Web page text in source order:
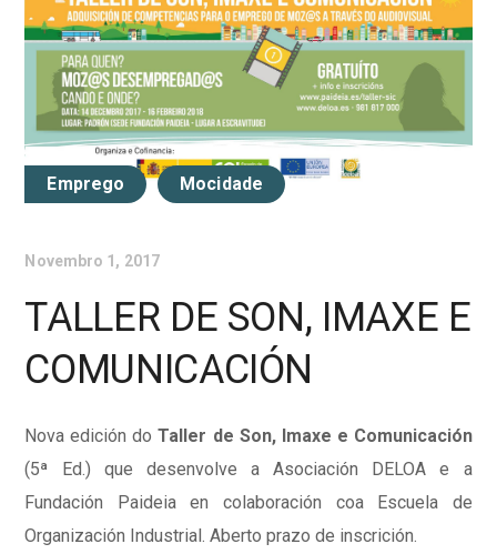
Emprego Mocidade
Novembro 1, 2017
TALLER DE SON, IMAXE E
COMUNICACIÓN
Nova edición doTaller de Son, Imaxe e Comunicación
(5ª Ed.) que desenvolve a Asociación DELOA e a
Fundación Paideia en colaboración coa Escuela de
Organización Industrial. Aberto prazo de inscrición.